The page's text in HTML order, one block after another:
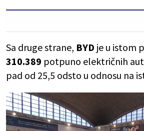
Sa druge strane, BYD je u istom
310.389 potpuno električnih
pad od 25,5 odsto u odnosu na